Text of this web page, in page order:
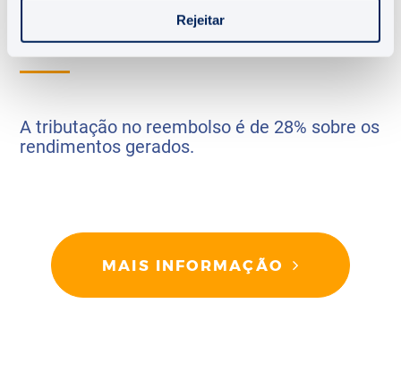
Rejeitar
TRIBUTAÇÃO
A tributação no reembolso é de 28% sobre os
rendimentos gerados.
MAIS INFORMAÇÃO